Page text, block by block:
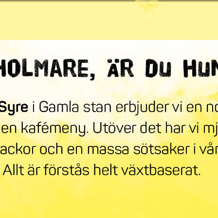
världen
Syre Play Nyhetsbrev Stöd oss Mer